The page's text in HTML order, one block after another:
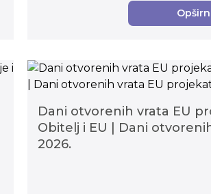
Dani otvorenih vrata EU
Obitelj i EU | Dani
2026.